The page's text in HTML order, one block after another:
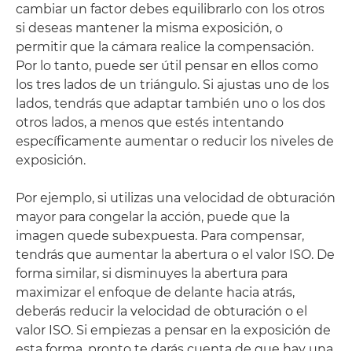
cambiar un factor debes equilibrarlo con los otros
si deseas mantener la misma exposición, o
permitir que la cámara realice la compensación.
Por lo tanto, puede ser útil pensar en ellos como
los tres lados de un triángulo. Si ajustas uno de los
lados, tendrás que adaptar también uno o los dos
otros lados, a menos que estés intentando
específicamente aumentar o reducir los niveles de
exposición.
Por ejemplo, si utilizas una velocidad de obturación
mayor para congelar la acción, puede que la
imagen quede subexpuesta. Para compensar,
tendrás que aumentar la abertura o el valor ISO. De
forma similar, si disminuyes la abertura para
maximizar el enfoque de delante hacia atrás,
deberás reducir la velocidad de obturación o el
valor ISO. Si empiezas a pensar en la exposición de